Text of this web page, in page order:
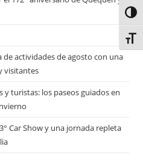
actividades de agosto con una
visitantes
y turistas: los paseos guiados en
Car Show y una jornada repleta